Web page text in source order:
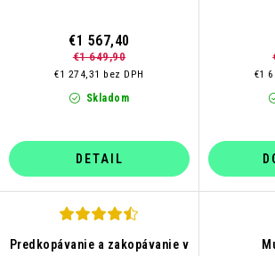
Skladom
€1 274,31 bez DPH
€1 567,40
€1 649,90
DETAIL
€1
Predkopávanie a zakopávanie v